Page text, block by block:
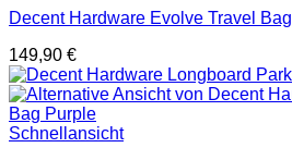
Decent Hardware Evolve Travel Bag
149,90 €
Schnellansicht